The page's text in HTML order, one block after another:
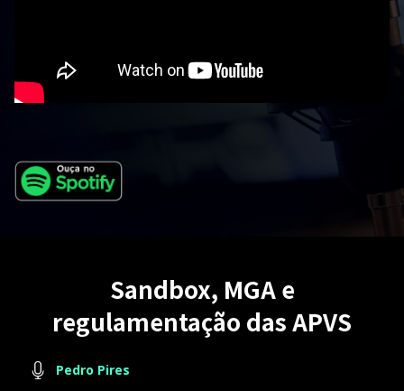
Sandbox, MGA e
regulamentação das APVS
Pedro Pires